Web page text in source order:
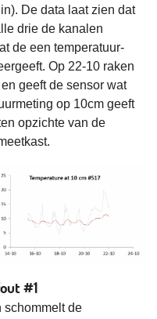
De data laat zien dat
drie de kanalen
de een temperatuur-
Op 22-10 raken
geeft de sensor wat
op 10cm geeft
opzichte van de
#1
schommelt de